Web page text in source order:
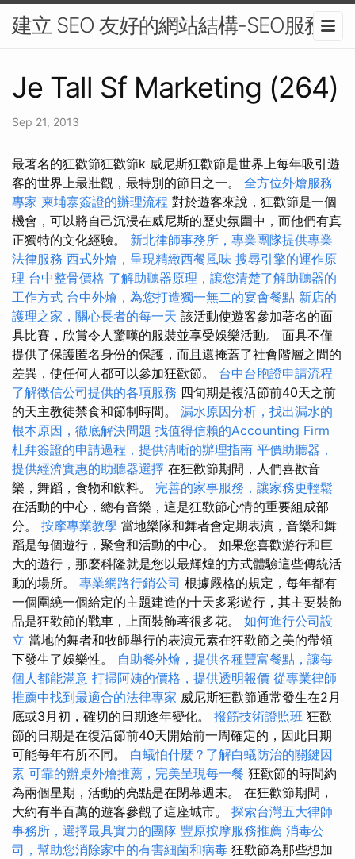
建立 SEO 友好的網站結構-SEO服務
Je Tall Sf Marketing (264)
Sep 21, 2013
最著名的狂歡節狂歡節k 威尼斯狂歡節是世界上每年吸引遊
客的世界上最壯觀，最特別的節日之一。 全方位外燴服務
專家 柬埔寨簽證的辦理流程 對於遊客來說，狂歡節是一個
機會，可以將自己沉浸在威尼斯的歷史氛圍中，而他們有真
正獨特的文化經驗。 新北律師事務所，專業團隊提供專業
法律服務 西式外燴，呈現精緻西餐風味 搜尋引擎的運作原
理 台中整骨價格 了解助聽器原理，讓您清楚了解助聽器的
工作方式 台中外燴，為您打造獨一無二的宴會餐點 新店的
護理之家，關心長者的每一天 該活動使遊客參加著名的面
具比賽，欣賞令人驚嘆的服裝並享受娛樂活動。 面具不僅
提供了保護匿名身份的保護，而且還掩蓋了社會階層之間的
差異，使任何人都可以參加狂歡節。 台中台胞證申請流程
了解徵信公司提供的各項服務 四旬期是複活節前40天之前
的天主教徒禁食和節制時間。 漏水原因分析，找出漏水的
根本原因，徹底解決問題 找值得信賴的Accounting Firm
杜拜簽證的申請過程，提供清晰的辦理指南 平價助聽器，
提供經濟實惠的助聽器選擇 在狂歡節期間，人們喜歡音
樂，舞蹈，食物和飲料。 完善的家事服務，讓家務更輕鬆
在活動的中心，總有音樂，這是狂歡節心情的重要組成部
分。 按摩專業教學 當地樂隊和舞者會定期表演，音樂和舞
蹈是每個遊行，聚會和活動的中心。 如果您喜歡游行和巨
大的遊行，那麼科隆就是您以最輝煌的方式體驗這些傳統活
動的場所。 專業網路行銷公司 根據嚴格的規定，每年都有
一個圍繞一個給定的主題建造的十天多彩遊行，其主要裝飾
品是狂歡節的戰車，上面裝飾著很多花。 如何進行公司設
立 當地的舞者和牧師舉行的表演元素在狂歡節之美的帶領
下發生了娛樂性。 自助餐外燴，提供各種豐富餐點，讓每
個人都能滿意 打掃阿姨的價格，提供透明報價 從專業律師
推薦中找到最適合的法律專家 威尼斯狂歡節通常發生在2月
底或3月初，確切的日期逐年變化。 撥筋技術證照班 狂歡
節的日期是在復活節前40天開始前一周確定的，因此日期
可能每年有所不同。 白蟻怕什麼？了解白蟻防治的關鍵因
素 可靠的辦桌外燴推薦，完美呈現每一餐 狂歡節的時間約
為兩個星期，活動的亮點是在閉幕週末。 在狂歡節期間，
大約有半百萬的遊客參觀了這座城市。 探索台灣五大律師
事務所，選擇最具實力的團隊 豐原按摩服務推薦 消毒公
司，幫助您消除家中的有害細菌和病毒 狂歡節為那些想加